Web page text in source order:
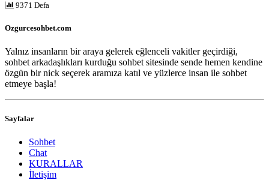
9371 Defa
Ozgurcesohbet.com
Yalnız insanların bir araya gelerek eğlenceli vakitler geçirdiği,
sohbet arkadaşlıkları kurduğu sohbet sitesinde sende hemen kendine
özgün bir nick seçerek aramıza katıl ve yüzlerce insan ile sohbet
etmeye başla!
Sayfalar
Sohbet
Chat
KURALLAR
İletişim